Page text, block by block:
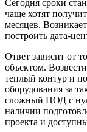
Сегодня сроки
чаще хотят
месяцев.
построить дата-
Ответ зависит от
объектом.
теплый контур и
оборудования за
сложный ЦОД с
наличии
проекта и